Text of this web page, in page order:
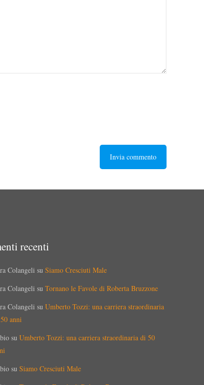
recenti
Colangeli suSiamo Cresciuti Male
Colangeli suTornano le Favole di Roberta Bruzzone
Colangeli suUmberto Tozzi: una carriera straordinaria
anni
suUmberto Tozzi: una carriera straordinaria di 50
suSiamo Cresciuti Male